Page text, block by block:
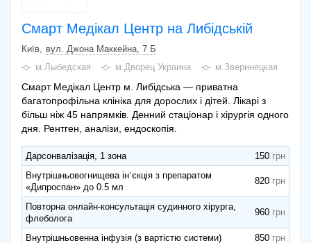
Смарт Медікал Центр на Либідській
Київ
вул. Джона Маккейна, 7 Б
м.Лыбедская
м.Дворец Украина м.Зверинецкая
Смарт Медікал Центр м. Либідська — приватна
багатопрофільна клініка для дорослих і дітей. Лікарі з
більш ніж 45 напрямків. Денний стаціонар і хірургія одного
дня. Рентген, аналізи, ендоскопія.
Дарсонвалізація, 1 зона
150
Внутрішньовогнищева ін᾽єкція з препаратом
«Дипроспан» до 0.5 мл
820
Повторна онлайн-консультація судинного хірурга,
флеболога
960
Внутрішньовенна інфузія (з вартістю системи)
850